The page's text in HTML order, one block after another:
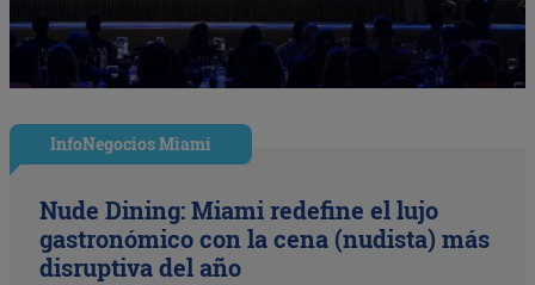
InfoNegocios Miami
Nude Dining: Miami redefine el lujo
gastronómico con la cena (nudista) más
disruptiva del año